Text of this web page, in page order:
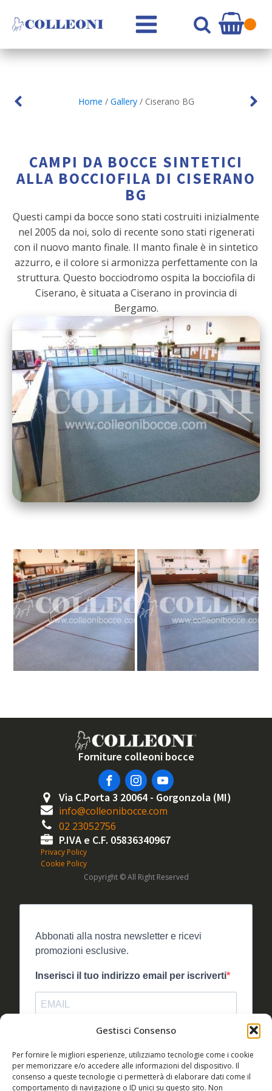
Gestisci Consenso
Per fornire le migliori esperienze, utilizziamo tecnologie come i cookie
per memorizzare e/o accedere alle informazioni del dispositivo. Il
consenso a queste tecnologie ci permetterà di elaborare dati come il
comportamento di navigazione o ID unici su questo sito. Non
Home / Gallery/ Ciserano BG
CAMPI DA BOCCE SINTETICI
ALLA BOCCIOFILA DI CISERANO
BG
Questi campi da bocce sono stati costruiti inizialmente
nel 2005 da noi, solo di recente sono stati rigenerati
con il nuovo manto finale. Il manto finale è in sintetico
azzurro, e il colore si armonizza perfettamente con la
struttura. Questo bocciodromo ospita la bocciofila di
Ciserano, è situata a Ciserano in provincia di
Bergamo.
Forniture colleoni bocce
Via C.Porta 3 20064 - Gorgonzola (MI)
info@colleonibocce.com
02 23052756
P.IVA e C.F. 05836340967
Privacy Policy
Cookie Policy
Copyright © All Right Reserved
Abbonati alla nostra newsletter e ricevi
promozioni esclusive.
Inserisci il tuo indirizzo email per iscriverti
newsletter
Puoi annullare l'iscrizione in qualsiasi momento utilizzando il